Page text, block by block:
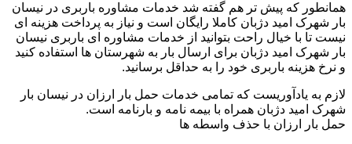
همانطور که پیش تر هم گفته شد خدمات مشاوره باربری در نیسان
بار شهرک امید دژبان کاملا رایگان است و نیاز به پرداخت هزینه ای
نیست تا با خیال راحت بتوانید از خدمات مشاوره ای باربری نیسان
بار شهرک امید دژبان برای ارسال بار به شهرستان ها استفاده کنید
و نرخ هزینه باربری خود را به حداقل برسانید.
لازم به یادآوریست که تمامی خدمات حمل بار ارزان در نیسان بار
شهرک امید دژبان همراه با بیمه نامه و بارنامه است.
حمل بار ارزان با حذف واسطه ها